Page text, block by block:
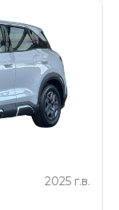
2025 г.в.